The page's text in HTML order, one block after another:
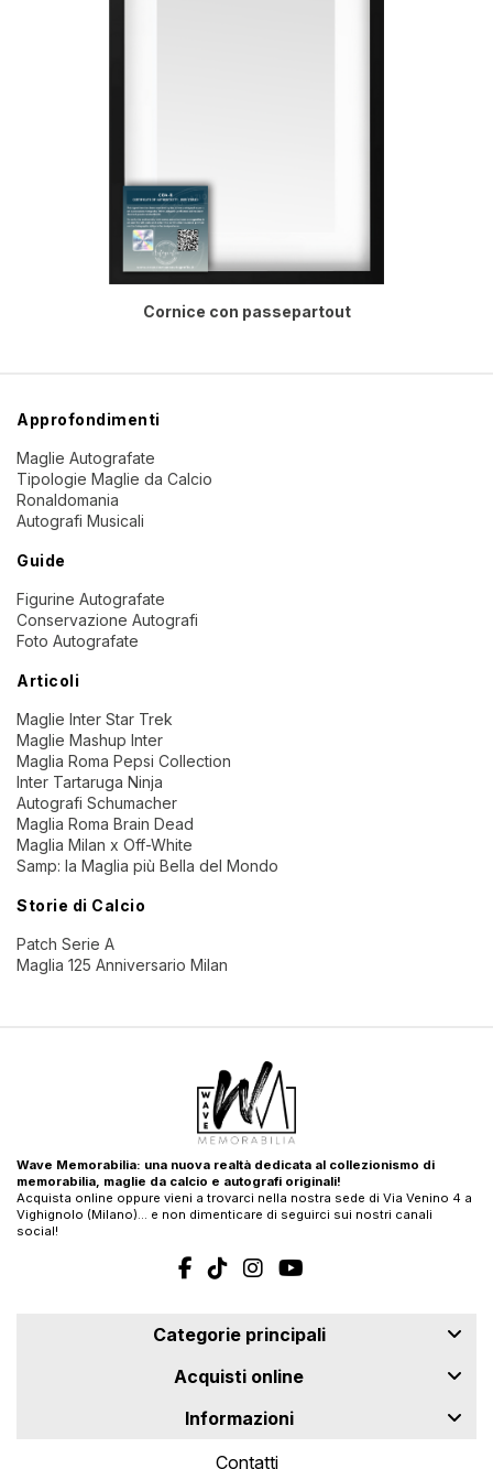
Cornice con passepartout
Approfondimenti
Maglie Autografate
Tipologie Maglie da Calcio
Ronaldomania
Autografi Musicali
Guide
Figurine Autografate
Conservazione Autografi
Foto Autografate
Articoli
Maglie Inter Star Trek
Maglie Mashup Inter
Maglia Roma Pepsi Collection
Inter Tartaruga Ninja
Autografi Schumacher
Maglia Roma Brain Dead
Maglia Milan x Off-White
Samp: la Maglia più Bella del Mondo
Storie di Calcio
Patch Serie A
Maglia 125 Anniversario Milan
Wave Memorabilia: una nuova realtà dedicata al collezionismo di
memorabilia, maglie da calcio e autografi originali!
Acquista online oppure vieni a trovarci nella nostra sede di Via Venino 4 a
Vighignolo (Milano)… e non dimenticare di seguirci sui nostri canali
social!
Categorie principali
Acquisti online
Informazioni
Contatti